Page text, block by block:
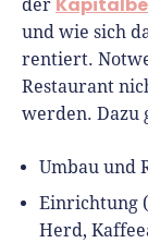
der
und wie sich
rentiert.
Restaurant
werden. Dazu
Umbau und
Einrichtung
Herd,